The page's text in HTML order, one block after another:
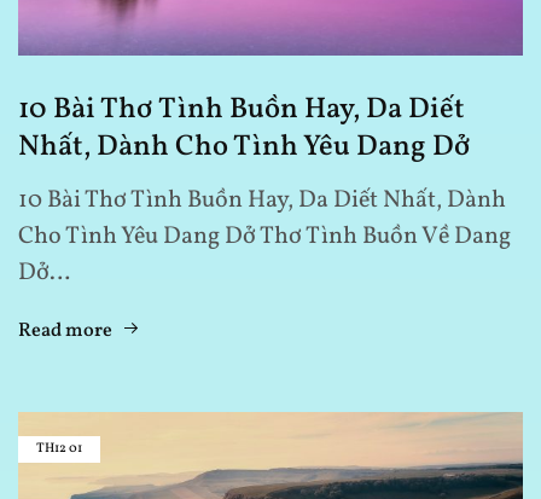
10 Bài Thơ Tình Buồn Hay, Da Diết
Nhất, Dành Cho Tình Yêu Dang Dở
10 Bài Thơ Tình Buồn Hay, Da Diết Nhất, Dành
Cho Tình Yêu Dang Dở Thơ Tình Buồn Về Dang
Dở…
Read more
TH1201